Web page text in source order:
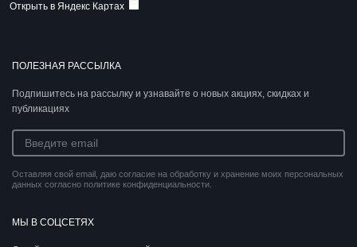
ПОЛЕЗНАЯ РАССЫЛКА
Подпишитесь на рассылку и узнавайте о новых акциях, скидках и
публикациях
Оставляя свой email, даю согласие на обработку и хранение моих персональных
данных согласно политике конфиденциальности.
МЫ В СОЦСЕТЯХ
Открыть в Яндекс Картах